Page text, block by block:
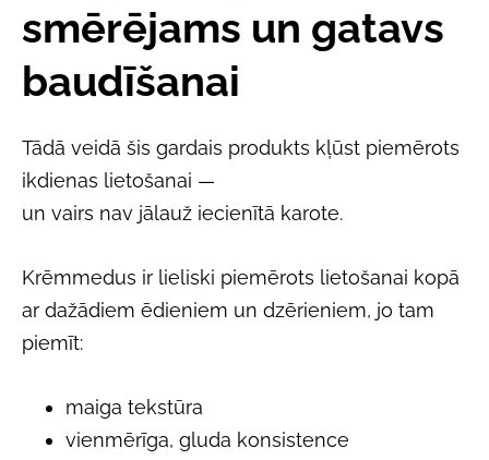
smērējams un gatavs
baudīšanai
Tādā veidā šis gardais produkts kļūst piemērots
ikdienas lietošanai —
un vairs nav jālauž iecienītā karote.
Krēmmedus ir lieliski piemērots lietošanai kopā
ar dažādiem ēdieniem un dzērieniem, jo tam
piemīt:
maiga tekstūra
vienmērīga, gluda konsistence